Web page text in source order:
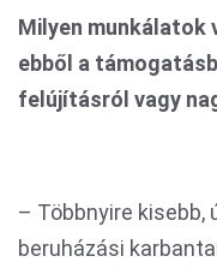
Milyen munkálatok
ebből a
felújításról vagy
– Többnyire kisebb,
beruházási